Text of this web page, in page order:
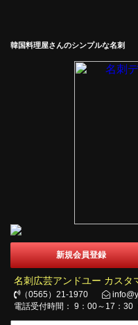
韓国料理屋さんのシンプルな名刺
新規会員登録
名刺広芸アンドユー カスタ
（0565）21-1970
電話受付時間： 9：00～17：30